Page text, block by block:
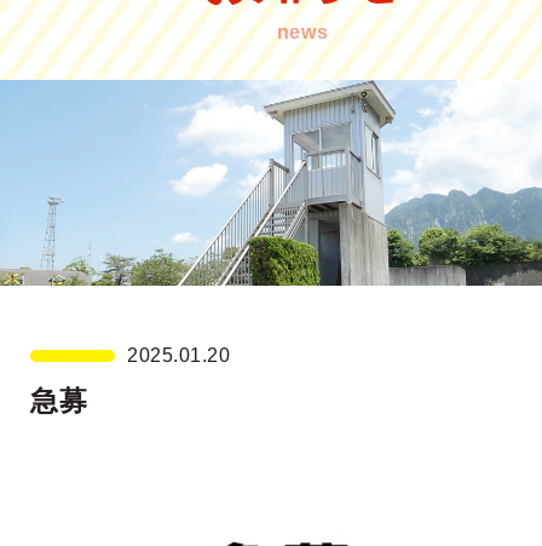
news
2025.01.20
急募